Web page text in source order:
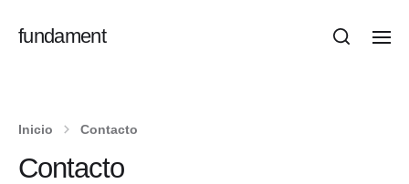
fundament
Inicio Contacto
Contacto